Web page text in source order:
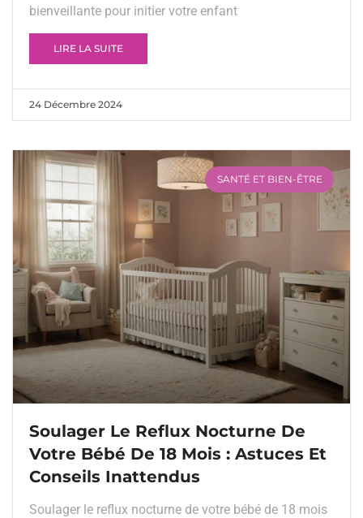
bienveillante pour initier votre enfant
LIRE LA SUITE
24 Décembre 2024
SANTÉ ET BIEN-ÊTRE
Soulager Le Reflux Nocturne De
Votre Bébé De 18 Mois : Astuces Et
Conseils Inattendus
Soulager le reflux nocturne de votre bébé de 18 mois